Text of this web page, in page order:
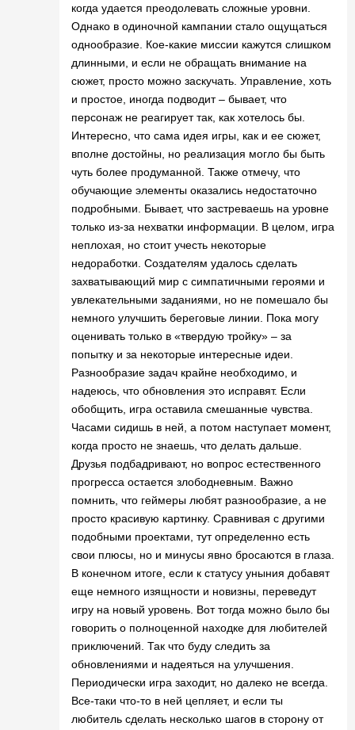
когда удается преодолевать сложные уровни.
Однако в одиночной кампании стало ощущаться
однообразие. Кое-какие миссии кажутся слишком
длинными, и если не обращать внимание на
сюжет, просто можно заскучать. Управление, хоть
и простое, иногда подводит – бывает, что
персонаж не реагирует так, как хотелось бы.
Интересно, что сама идея игры, как и ее сюжет,
вполне достойны, но реализация могло бы быть
чуть более продуманной. Также отмечу, что
обучающие элементы оказались недостаточно
подробными. Бывает, что застреваешь на уровне
только из-за нехватки информации. В целом, игра
неплохая, но стоит учесть некоторые
недоработки. Создателям удалось сделать
захватывающий мир с симпатичными героями и
увлекательными заданиями, но не помешало бы
немного улучшить береговые линии. Пока могу
оценивать только в «твердую тройку» – за
попытку и за некоторые интересные идеи.
Разнообразие задач крайне необходимо, и
надеюсь, что обновления это исправят. Если
обобщить, игра оставила смешанные чувства.
Часами сидишь в ней, а потом наступает момент,
когда просто не знаешь, что делать дальше.
Друзья подбадривают, но вопрос естественного
прогресса остается злободневным. Важно
помнить, что геймеры любят разнообразие, а не
просто красивую картинку. Сравнивая с другими
подобными проектами, тут определенно есть
свои плюсы, но и минусы явно бросаются в глаза.
В конечном итоге, если к статусу уныния добавят
еще немного изящности и новизны, переведут
игру на новый уровень. Вот тогда можно было бы
говорить о полноценной находке для любителей
приключений. Так что буду следить за
обновлениями и надеяться на улучшения.
Периодически игра заходит, но далеко не всегда.
Все-таки что-то в ней цепляет, и если ты
любитель сделать несколько шагов в сторону от